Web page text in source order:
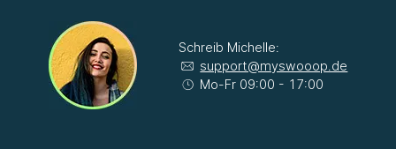
Schreib Michelle:
support@myswooop.de
Mo-Fr 09:00 - 17:00